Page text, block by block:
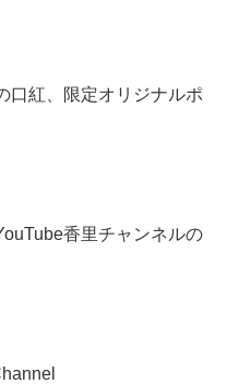
口紅、限定オリジナルポ
香里チャンネルの